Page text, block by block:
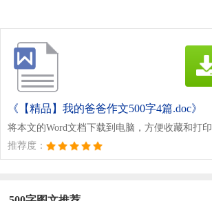
《【精品】我的爸爸作文500字4篇.doc》
将本文的Word文档下载到电脑，方便收藏和打印
推荐度：